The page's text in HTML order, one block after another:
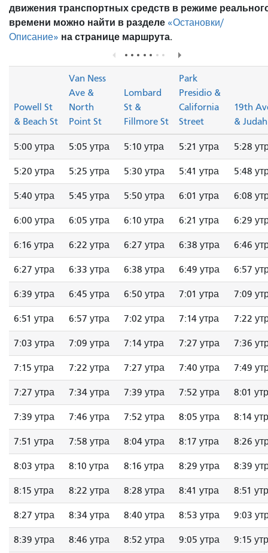
движения транспортных средств в режиме
времени можно найти в разделе «Остановки/
Описание» на странице маршрута.
Powell St
& Beach St
Van Ness
Ave &
North
Point St
Lombard
St &
Fillmore St
Park
Presidio &
California
Street
19th
&
5:00 утра 5:05 утра 5:10 утра 5:21 утра 5:28
5:20 утра 5:25 утра 5:30 утра 5:41 утра 5:48
5:40 утра 5:45 утра 5:50 утра 6:01 утра 6:08
6:00 утра 6:05 утра 6:10 утра 6:21 утра 6:29
6:16 утра 6:22 утра 6:27 утра 6:38 утра 6:46
6:27 утра 6:33 утра 6:38 утра 6:49 утра 6:57
6:39 утра 6:45 утра 6:50 утра 7:01 утра 7:09
6:51 утра 6:57 утра 7:02 утра 7:14 утра 7:22
7:03 утра 7:09 утра 7:14 утра 7:27 утра 7:36
7:15 утра 7:22 утра 7:27 утра 7:40 утра 7:49
7:27 утра 7:34 утра 7:39 утра 7:52 утра 8:01
7:39 утра 7:46 утра 7:52 утра 8:05 утра 8:14
7:51 утра 7:58 утра 8:04 утра 8:17 утра 8:26
8:03 утра 8:10 утра 8:16 утра 8:29 утра 8:39
8:15 утра 8:22 утра 8:28 утра 8:41 утра 8:51
8:27 утра 8:34 утра 8:40 утра 8:53 утра 9:03
8:39 утра 8:46 утра 8:52 утра 9:05 утра 9:15